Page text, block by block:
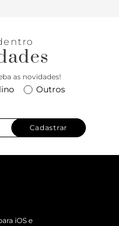
as novidades!
Outros
Cadastrar
iOS e